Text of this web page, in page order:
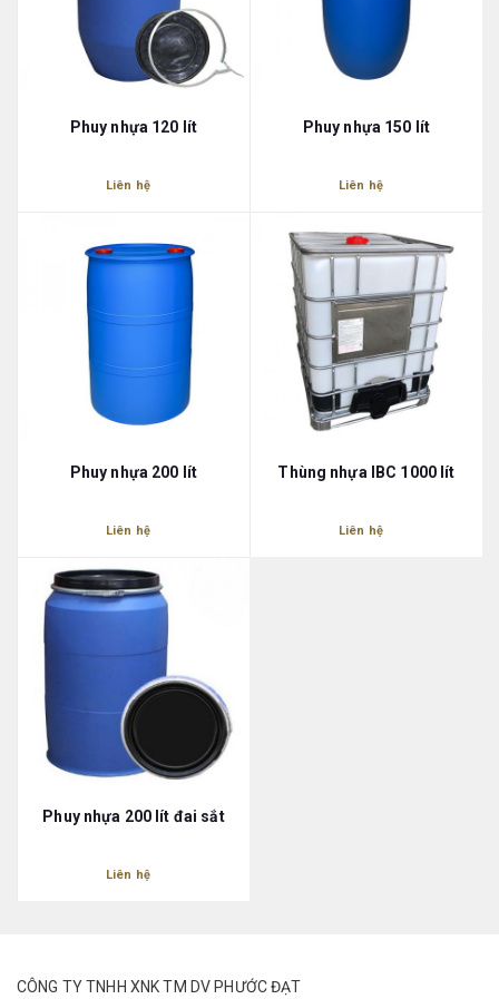
Phuy nhựa 120 lít
Liên hệ
Phuy nhựa 150 lít
Liên hệ
Phuy nhựa 200 lít
Liên hệ
Thùng nhựa IBC 1000 lít
Liên hệ
Phuy nhựa 200 lít đai sắt
Liên hệ
CÔNG TY TNHH XNK TM DV PHƯỚC ĐẠT